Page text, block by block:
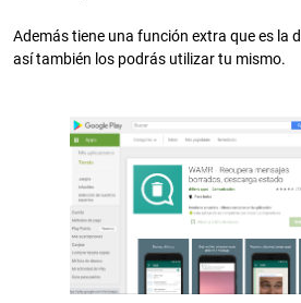
Además tiene una función extra que es la
así también los podrás utilizar tu mismo.